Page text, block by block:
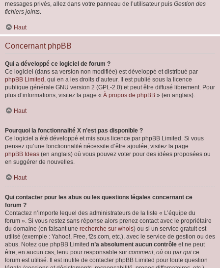
messages privés, allez dans votre panneau de l’utilisateur puis Gestion des
fichiers joints.
Haut
Concernant phpBB
Qui a développé ce logiciel de forum ?
Ce logiciel (dans sa version non modifiée) est développé et distribué par
phpBB Limited , qui en a les droits d’auteur. Il est publié sous la licence
publique générale GNU version 2 (GPL-2.0) et peut être diffusé librement. Pour
plus d’informations, visitez la page « À propos de phpBB » (en anglais).
Haut
Pourquoi la fonctionnalité X n’est pas disponible ?
Ce logiciel a été développé et mis sous licence par phpBB Limited. Si vous
pensez qu’une fonctionnalité nécessite d’être ajoutée, visitez la page
phpBB Ideas (en anglais) où vous pouvez voter pour des idées proposées ou
en suggérer de nouvelles.
Haut
Qui contacter pour les abus ou les questions légales concernant ce
forum ?
Contactez n’importe lequel des administrateurs de la liste « L’équipe du
forum ». Si vous restez sans réponse alors prenez contact avec le propriétaire
du domaine (en faisant une recherche sur whois) ou si un service gratuit est
utilisé (exemple : Yahoo!, Free, f2s.com, etc.), avec le service de gestion ou des
abus. Notez que phpBB Limited n’a absolument aucun contrôle et ne peut
être, en aucun cas, tenu pour responsable sur comment, où ou par qui ce
forum est utilisé. Il est inutile de contacter phpBB Limited pour toute question